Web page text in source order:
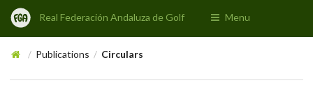
Real Federación Andaluza de Golf Menu
/ Publications / Circulars